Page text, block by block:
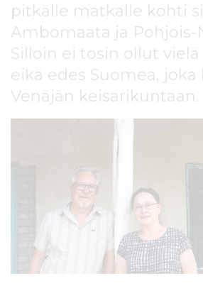
pitkälle matkalle kohti
Ambomaata ja Pohjois-
Silloin ei tosin ollut
eikä edes Suomea, joka
Venäjän keisarikuntaan.